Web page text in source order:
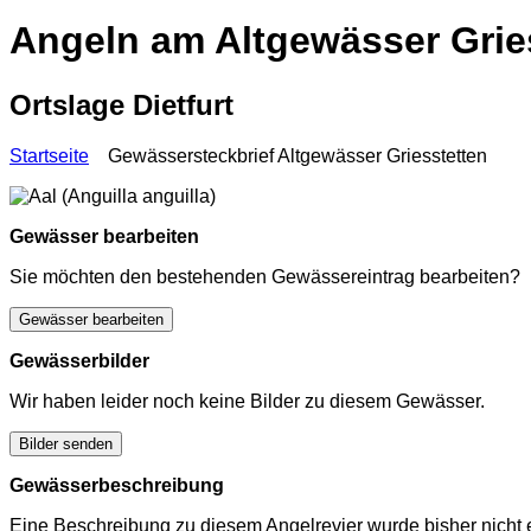
Angeln am Altgewässer
Ortslage Dietfurt
Startseite Gewässersteckbrief Altgewässer Griesstetten
Gewässer bearbeiten
Sie möchten den bestehenden Gewässereintrag bearbeiten?
Gewässer bearbeiten
Gewässerbilder
Wir haben leider noch keine Bilder zu diesem Gewässer.
Bilder senden
Gewässerbeschreibung
Eine Beschreibung zu diesem Angelrevier wurde bisher nicht